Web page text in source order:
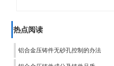
热点阅读
铝合金压铸件无砂孔控制的办法